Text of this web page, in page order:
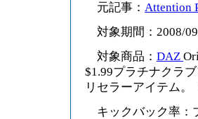
元記事： Attention
対象期間：2008/
対象商品： DAZ
$1.99プラチナクラ
リセラーアイテム
キックバック率：